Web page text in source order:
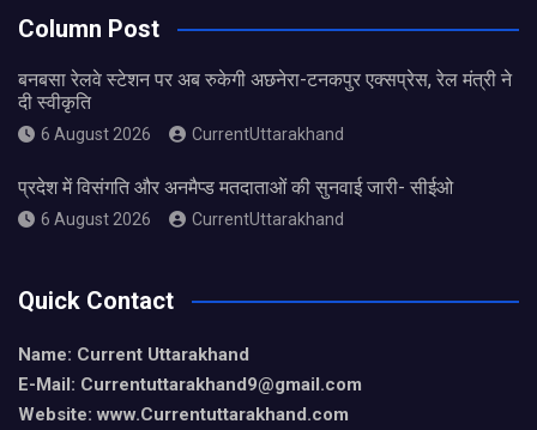
Column Post
बनबसा रेलवे स्टेशन पर अब रुकेगी अछनेरा-टनकपुर एक्सप्रेस, रेल मंत्री ने
दी स्वीकृति
6 August 2026 CurrentUttarakhand
प्रदेश में विसंगति और अनमैप्ड मतदाताओं की सुनवाई जारी- सीईओ
6 August 2026 CurrentUttarakhand
Quick Contact
Name: Current Uttarakhand
E-Mail: Currentuttarakhand9@gmail.com
Website: www.Currentuttarakhand.com